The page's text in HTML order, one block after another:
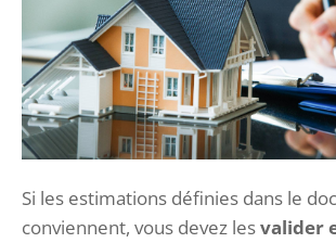
Si les estimations définies dans le
conviennent, vous devez lesvalider